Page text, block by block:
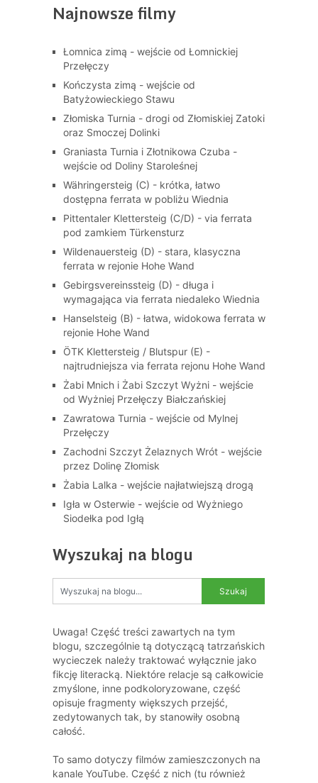
Najnowsze filmy
Łomnica zimą - wejście od Łomnickiej
Przełęczy
Kończysta zimą - wejście od
Batyżowieckiego Stawu
Złomiska Turnia - drogi od Złomiskiej Zatoki
oraz Smoczej Dolinki
Graniasta Turnia i Złotnikowa Czuba -
wejście od Doliny Staroleśnej
Währingersteig (C) - krótka, łatwo
dostępna ferrata w pobliżu Wiednia
Pittentaler Klettersteig (C/D) - via ferrata
pod zamkiem Türkensturz
Wildenauersteig (D) - stara, klasyczna
ferrata w rejonie Hohe Wand
Gebirgsvereinssteig (D) - długa i
wymagająca via ferrata niedaleko Wiednia
Hanselsteig (B) - łatwa, widokowa ferrata w
rejonie Hohe Wand
ÖTK Klettersteig / Blutspur (E) -
najtrudniejsza via ferrata rejonu Hohe Wand
Żabi Mnich i Żabi Szczyt Wyżni - wejście
od Wyżniej Przełęczy Białczańskiej
Zawratowa Turnia - wejście od Mylnej
Przełęczy
Zachodni Szczyt Żelaznych Wrót - wejście
przez Dolinę Złomisk
Żabia Lalka - wejście najłatwiejszą drogą
Igła w Osterwie - wejście od Wyżniego
Siodełka pod Igłą
Wyszukaj na blogu
Uwaga! Część treści zawartych na tym
blogu, szczególnie tą dotyczącą tatrzańskich
wycieczek należy traktować wyłącznie jako
fikcję literacką. Niektóre relacje są całkowicie
zmyślone, inne podkoloryzowane, część
opisuje fragmenty większych przejść,
zedytowanych tak, by stanowiły osobną
całość.
To samo dotyczy filmów zamieszczonych na
kanale YouTube. Część z nich (tu również